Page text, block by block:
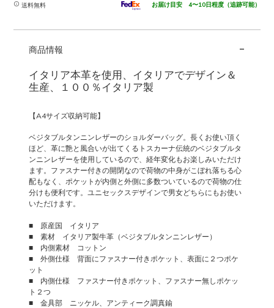
送料無料 お届け目安 4〜10日程度（追跡可能）
商品情報 -
イタリア本革を使用、イタリアでデザイン＆
生産、１００％イタリア製
【A4サイズ収納可能】
ベジタブルタンニンレザーのショルダーバッグ。長くお使い頂く
ほど、革に艶と風合いが出てくるトスカーナ伝統のベジタブルタ
ンニンレザーを使用しているので、経年変化もお楽しみいただけ
ます。ファスナー付きの開閉なので荷物の中身がこぼれ落ちる心
配もなく、ポケットが内側と外側に多数ついているので荷物の仕
分けも便利です。ユニセックスデザインで男女どちらにもお使い
いただけます。
■ 原産国 イタリア
■ 素材 イタリア製牛革（ベジタブルタンニンレザー）
■ 内側素材 コットン
■ 外側仕様 背面にファスナー付きポケット、表面に２つポケ
ット
■ 内側仕様 ファスナー付きポケット、ファスナー無しポケッ
ト２つ
■ 金具部 ニッケル、アンティーク調真鍮